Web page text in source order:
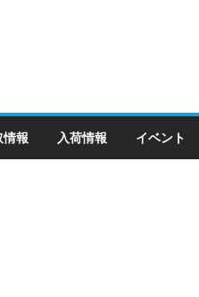
情報 入荷情報 イベント